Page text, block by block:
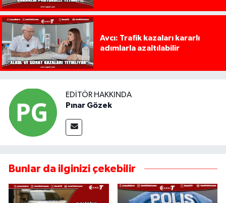
Avcı: Trafik kazaları kararlı
adımlarla azaltılabilir
EDITÖR HAKKINDA
Pınar Gözek
Bunlar da ilginizi çekebilir